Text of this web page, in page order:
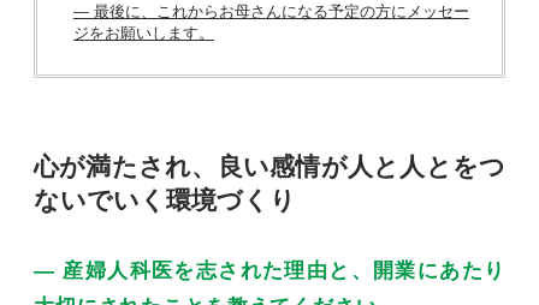
― 最後に、これからお母さんになる予定の方にメッセー
ジをお願いします。
心が満たされ、良い感情が人と人とをつ
ないでいく環境づくり
― 産婦人科医を志された理由と、開業にあたり